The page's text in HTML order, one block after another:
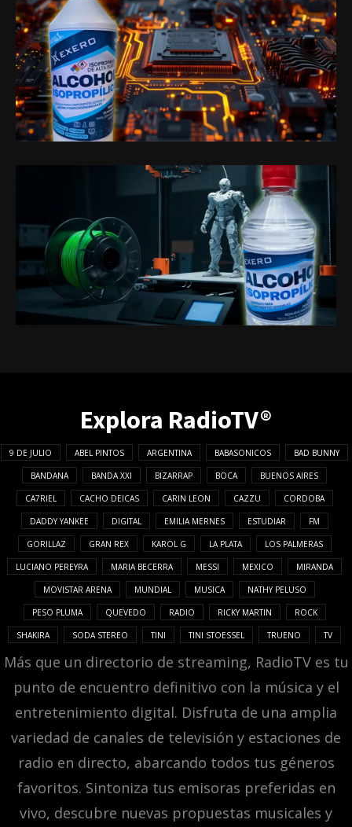
Explora RadioTV®
9 DE JULIO ABEL PINTOS ARGENTINA BABASONICOS BAD BUNNY
BANDANA BANDA XXI BIZARRAP BOCA BUENOS AIRES
CA7RIEL CACHO DEICAS CARIN LEON CAZZU CORDOBA
DADDY YANKEE DIGITAL EMILIA MERNES ESTUDIAR FM
GORILLAZ GRAN REX KAROL G LA PLATA LOS PALMERAS
LUCIANO PEREYRA MARIA BECERRA MESSI MEXICO MIRANDA
MOVISTAR ARENA MUNDIAL MUSICA NATHY PELUSO
PESO PLUMA QUEVEDO RADIO RICKY MARTIN ROCK
SHAKIRA SODA STEREO TINI TINI STOESSEL TRUENO TV
Más que un directorio de streaming, RadioTV es tu
punto de encuentro definitivo con la música y el
entretenimiento digital. Disfruta de una amplia
variedad de canales de televisión y estaciones de
radio en directo, abarcando todos tus géneros
favoritos. Sintoniza tus emisoras preferidas en
vivo, descubre nuevas propuestas musicales y